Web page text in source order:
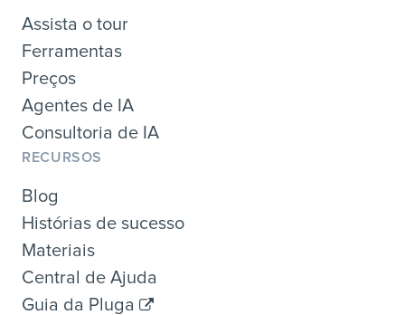
Assista o tour
Ferramentas
Preços
Agentes de IA
Consultoria de IA
RECURSOS
Blog
Histórias de sucesso
Materiais
Central de Ajuda
Guia da Pluga